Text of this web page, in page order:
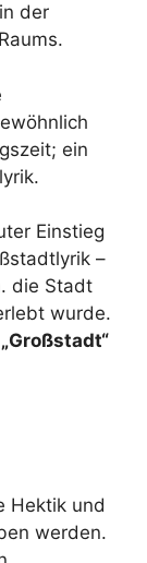
der
ein
Einstieg
–
die Stadt
wurde.
Hektik und
werden.